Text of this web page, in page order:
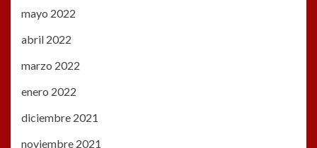
mayo 2022
abril 2022
marzo 2022
enero 2022
diciembre 2021
noviembre 2021